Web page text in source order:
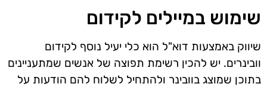
שימוש במיילים לקידום
שיווק באמצעות דוא"ל הוא כלי יעיל נוסף לקידום
וובינרים. יש להכין רשימת תפוצה של אנשים שמתעניינים
בתוכן שמוצג בוובינר ולהתחיל לשלוח להם הודעות על